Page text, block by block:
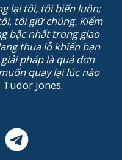
lại tôi, tôi biến luôn;
tôi giữ chúng. Kiểm
bậc nhất trong giao
thua lỗ khiến bạn
pháp là quá đơn
quay lại lúc nào
Jones.